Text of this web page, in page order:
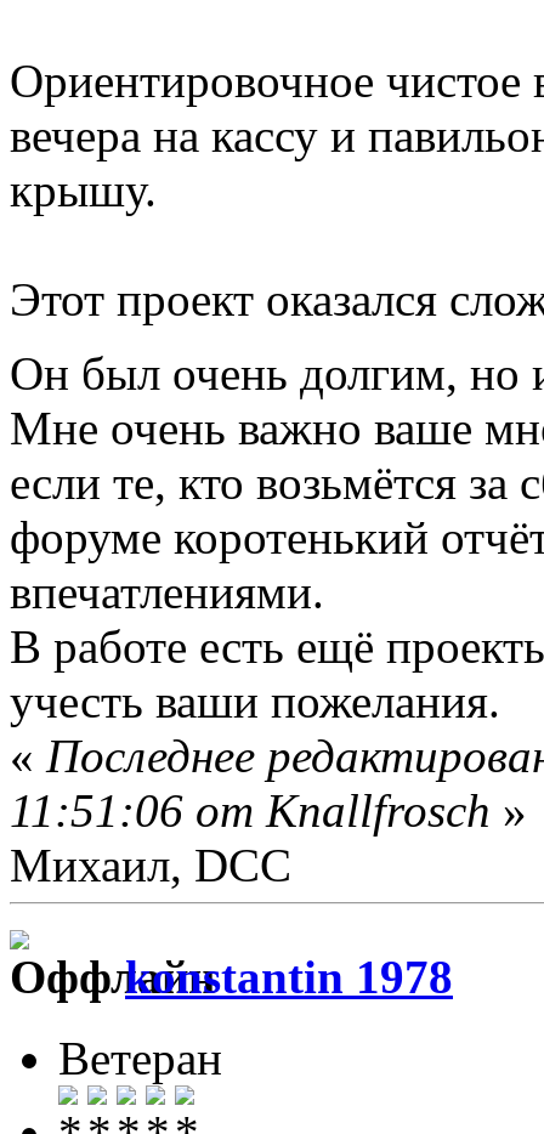
Ориентировочное
вечера на кассу и
крышу.
Этот проект оказался
Он был очень долгим,
Мне очень важно ваше
если те, кто возьмётся
форуме коротенький
впечатлениями.
В работе есть ещё
учесть ваши пожелания.
« Последнее
11:51:06 от Knallfrosch »
Михаил, DCC
konstantin 1978
Ветеран